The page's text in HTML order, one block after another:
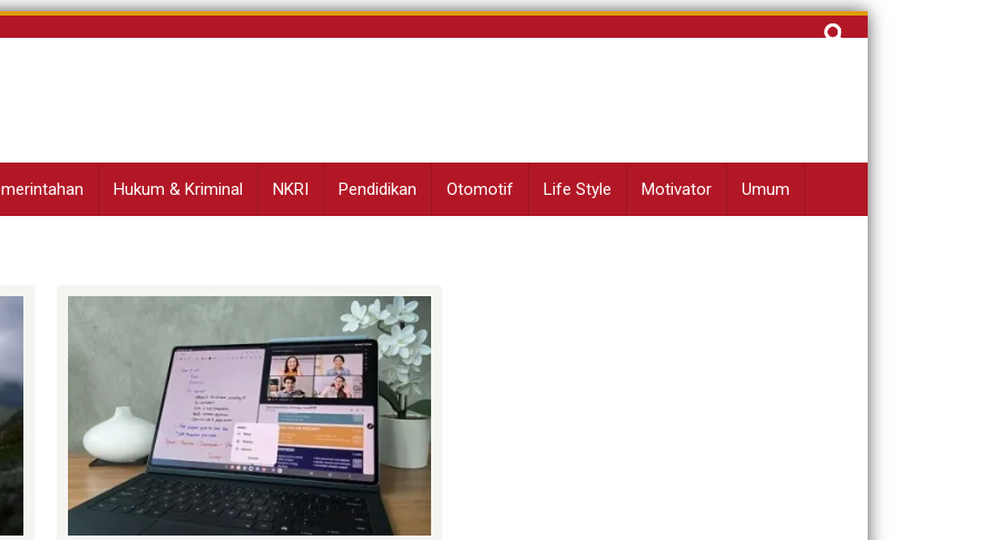
Cari
Hukum & Kriminal NKRI Pendidikan Otomotif Life Style Motivator Umum